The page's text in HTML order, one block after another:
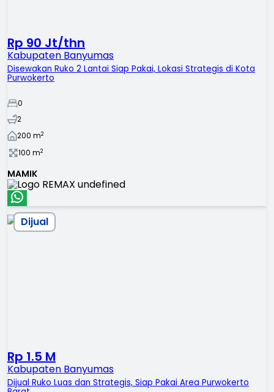
Rp 90 Jt/thn
Kabupaten Banyumas
Disewakan Ruko 2 Lantai Siap Pakai, Lokasi Strategis di Kota
Purwokerto
0
2
200 m2
100 m2
MAMIK
Dijual
Rp 1.5 M
Kabupaten Banyumas
Dijual Ruko Luas dan Strategis, Siap Pakai Area Purwokerto